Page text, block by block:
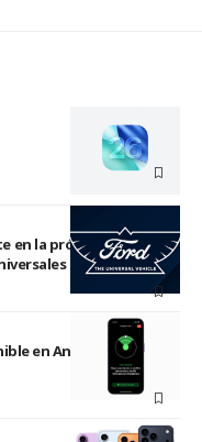
en la próxima
de Ford
en Andorra e